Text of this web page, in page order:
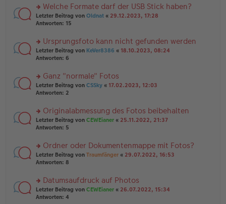
tr
a
g
e
n
er
tr
a
g
n
g
el
e
n
er
tr
a
g
rs
te
n
g
el
e
n
er
tr
a
g
Welche Formate darf der USB Stick haben?
Letzter Beitrag von Oldnat « 29.12.2023, 17:28
Antworten: 15
rs
te
n
g
el
e
n
er
tr
a
g
Ursprungsfoto kann nicht gefunden werden
Letzter Beitrag von KeVer8386 « 18.10.2023, 08:24
Antworten: 6
rs
te
n
g
el
e
n
er
tr
a
g
Ganz "normale" Fotos
Letzter Beitrag von CSSky « 17.02.2023, 12:03
Antworten: 2
rs
te
n
g
el
e
n
er
Originalabmessung des Fotos beibehalten
Letzter Beitrag von CEWEianer « 25.11.2022, 21:37
Antworten: 5
rs
te
n
g
el
Ordner oder Dokumentenmappe mit Fotos?
Letzter Beitrag von Traumfänger « 29.07.2022, 16:53
Antworten: 8
rs
te
Datumsaufdruck auf Photos
Letzter Beitrag von CEWEianer « 26.07.2022, 15:34
Antworten: 4